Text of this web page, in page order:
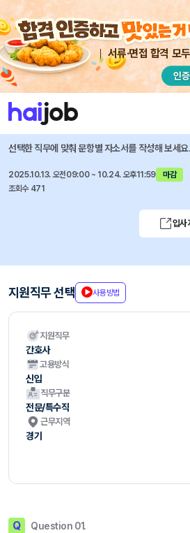
서류·면접 합격 모
채용공고 자소서 자유항목 자소서 내 작성목록
명지병원 즐겨찾기
2026년도 신입 간호사 모집
선택한 직무에 맞춰 문항별 자소서를 작성해 보세요.
2025.10.13. 오전09:00 ~ 10.24. 오후11:59
마감
조회수 471
입사
지원직무 선택 사용방법
지원직무
간호사
고용방식
신입
직무구분
전문/특수직
근무지역
경기
Q Question 01.